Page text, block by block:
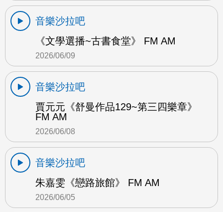
音樂沙拉吧
《文學選播~古書食堂》 FM AM
2026/06/09
音樂沙拉吧
賈元元《舒曼作品129~第三四樂章》
FM AM
2026/06/08
音樂沙拉吧
朱嘉雯《戀路旅館》 FM AM
2026/06/05